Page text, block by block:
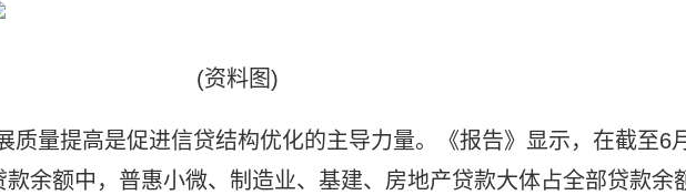
(资料图)
质量提高是促进信贷结构优化的主导力量。《报告》显示，在截至6
余额中，普惠小微、制造业、基建、房地产贷款大体占全部贷款余